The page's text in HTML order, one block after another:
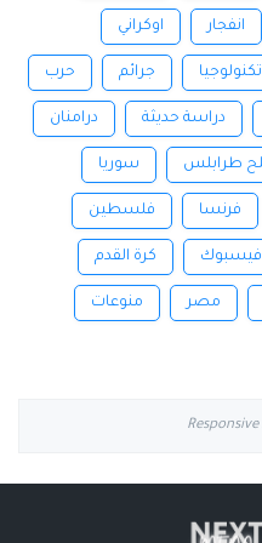
انفجار اوكراني
تكنولوجيا جرائم حرب
دراسة حديثة درامنان
طرابلس سوريا
فرنسا فلسطين
فيسبوك كرة القدم
مصر منوعات